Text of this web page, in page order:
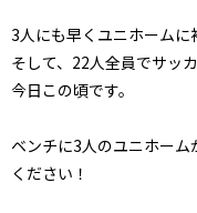
3人にも早くユニホームに
そして、22人全員でサッ
今日この頃です。
ベンチに3人のユニホー
ください！